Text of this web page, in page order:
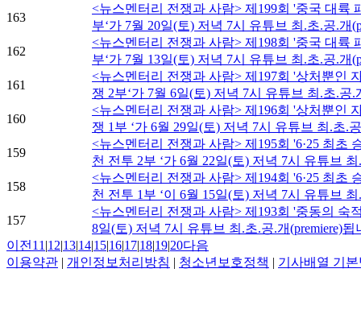
163
<뉴스멘터리 전쟁과 사람> 제199회 '중국 대륙
부‘가 7월 20일(토) 저녁 7시 유튜브 최.초.공.개
162
<뉴스멘터리 전쟁과 사람> 제198회 '중국 대륙
부‘가 7월 13일(토) 저녁 7시 유튜브 최.초.공.개
161
<뉴스멘터리 전쟁과 사람> 제197회 '상처뿐인
쟁 2부‘가 7월 6일(토) 저녁 7시 유튜브 최.초.공.
160
<뉴스멘터리 전쟁과 사람> 제196회 '상처뿐인
쟁 1부 ‘가 6월 29일(토) 저녁 7시 유튜브 최.초.
159
<뉴스멘터리 전쟁과 사람> 제195회 '6·25 최초
천 전투 2부 ‘가 6월 22일(토) 저녁 7시 유튜브
158
<뉴스멘터리 전쟁과 사람> 제194회 '6·25 최초
천 전투 1부 ‘이 6월 15일(토) 저녁 7시 유튜브
157
<뉴스멘터리 전쟁과 사람> 제193회 '중동의 숙
8일(토) 저녁 7시 유튜브 최.초.공.개(premiere)됩
이전 11 |12|13|14|15|16|17|18|19|20다음
이용약관 | 개인정보처리방침 | 청소년보호정책 | 기사배열 기